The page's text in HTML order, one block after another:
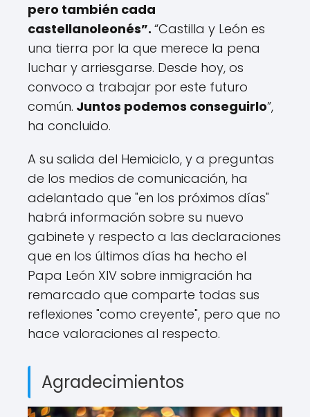
pero también cada
castellanoleonés”. “Castilla y León es
una tierra por la que merece la pena
luchar y arriesgarse. Desde hoy, os
convoco a trabajar por este futuro
común. Juntos podemos conseguirlo”,
ha concluido.
A su salida del Hemiciclo, y a preguntas
de los medios de comunicación, ha
adelantado que "en los próximos días"
habrá información sobre su nuevo
gabinete y respecto a las declaraciones
que en los últimos días ha hecho el
Papa León XIV sobre inmigración ha
remarcado que comparte todas sus
reflexiones "como creyente", pero que no
hace valoraciones al respecto.
Agradecimientos